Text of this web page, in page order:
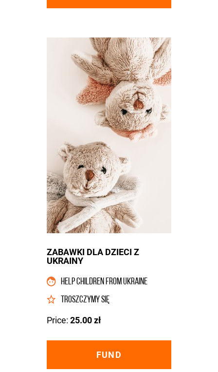
ZABAWKI DLA DZIECI Z
UKRAINY
HELP CHILDREN FROM UKRAINE
TROSZCZYMY SIĘ
Price: 25.00 zł
FUND